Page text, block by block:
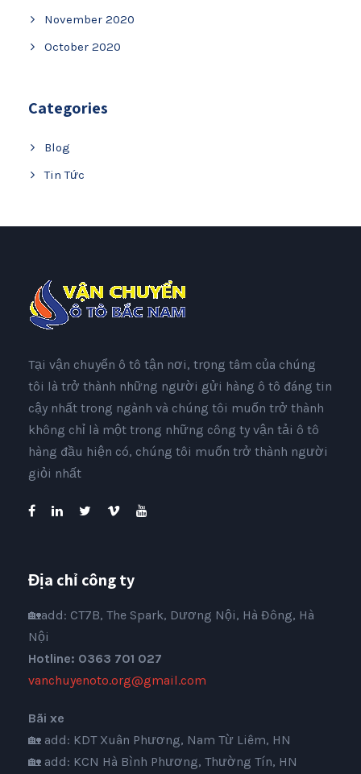
November 2020
October 2020
Categories
Blog
Tin Tức
Tại vận chuyển ô tô tận nơi, trọng tâm của chúng
tôi là trở thành những người gửi hàng ô tô đáng tin
cậy nhất trong ngành và chúng tôi muốn trở thành
không chỉ là một trong những công ty vận tải ô tô
hàng đầu hiện có, chúng tôi muốn trở thành người
giỏi nhất
Địa chỉ công ty
🏡add: CT7B, The Spark, Dương Nội, Hà Đông, Hà
Nội
Hotline: 0363 701 027
vanchuyenoto.org@gmail.com
Bãi xe
🏡 add: KDT Xuân Phương, Nam Từ Liêm, HN
🏡 add: KCN Hà Bình Phương, Thường Tín, HN